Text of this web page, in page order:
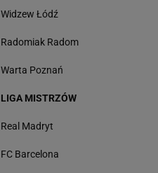
Widzew Łódź
Radomiak Radom
Warta Poznań
LIGA MISTRZÓW
Real Madryt
FC Barcelona